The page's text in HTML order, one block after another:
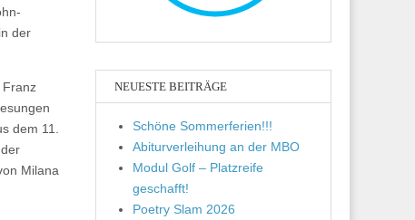
der
Franz
dem 11.
Milana
NEUESTE BEITRÄGE
Schöne Sommerferien!!!
Abiturverleihung an der MBO
Modul Golf – Platzreife
geschafft!
Poetry Slam 2026